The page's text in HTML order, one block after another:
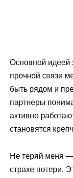
Основной идеей
прочной связи
быть рядом и
партнеры
активно
становятся
Не теряй меня —
страхе потери.